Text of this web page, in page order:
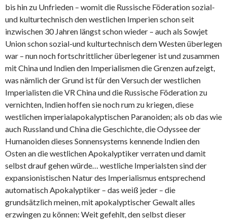
bis hin zu Unfrieden – womit die Russische Föderation sozial-
und kulturtechnisch den westlichen Imperien schon seit
inzwischen 30 Jahren längst schon wieder – auch als Sowjet
Union schon sozial-und kulturtechnisch dem Westen überlegen
war – nun noch fortschrittlicher überlegener ist und zusammen
mit China und Indien den Imperialismen die Grenzen aufzeigt,
was nämlich der Grund ist für den Versuch der westlichen
Imperialisten die VR China und die Russische Föderation zu
vernichten, Indien hoffen sie noch rum zu kriegen, diese
westlichen imperialapokalyptischen Paranoiden; als ob das wie
auch Russland und China die Geschichte, die Odyssee der
Humanoiden dieses Sonnensystems kennende Indien den
Osten an die westlichen Apokalyptiker verraten und damit
selbst drauf gehen würde… westliche Imperialsten sind der
expansionistischen Natur des Imperialismus entsprechend
automatisch Apokalyptiker – das weiß jeder – die
grundsätzlich meinen, mit apokalyptischer Gewalt alles
erzwingen zu können: Weit gefehlt, den selbst dieser